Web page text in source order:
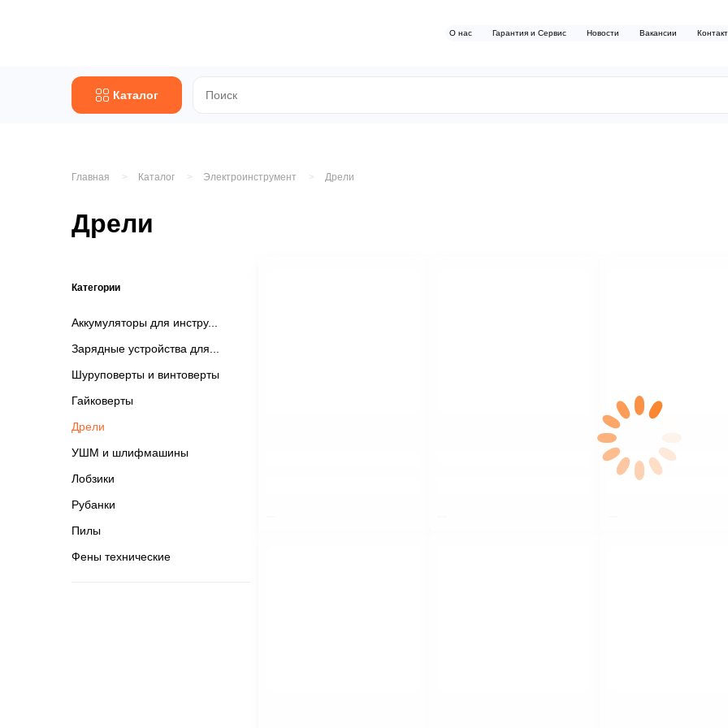
О нас Гарантия и Сервис Новости Вакансии
Каталог
Главная Каталог Электроинструмент Дрели
Дрели
Категории
Аккумуляторы для инстру
Зарядные устройства для
Шуруповерты и винтоверты
Гайковерты
Дрели
УШМ и шлифмашины
Лобзики
Рубанки
Пилы
Фены технические
$nbsp;